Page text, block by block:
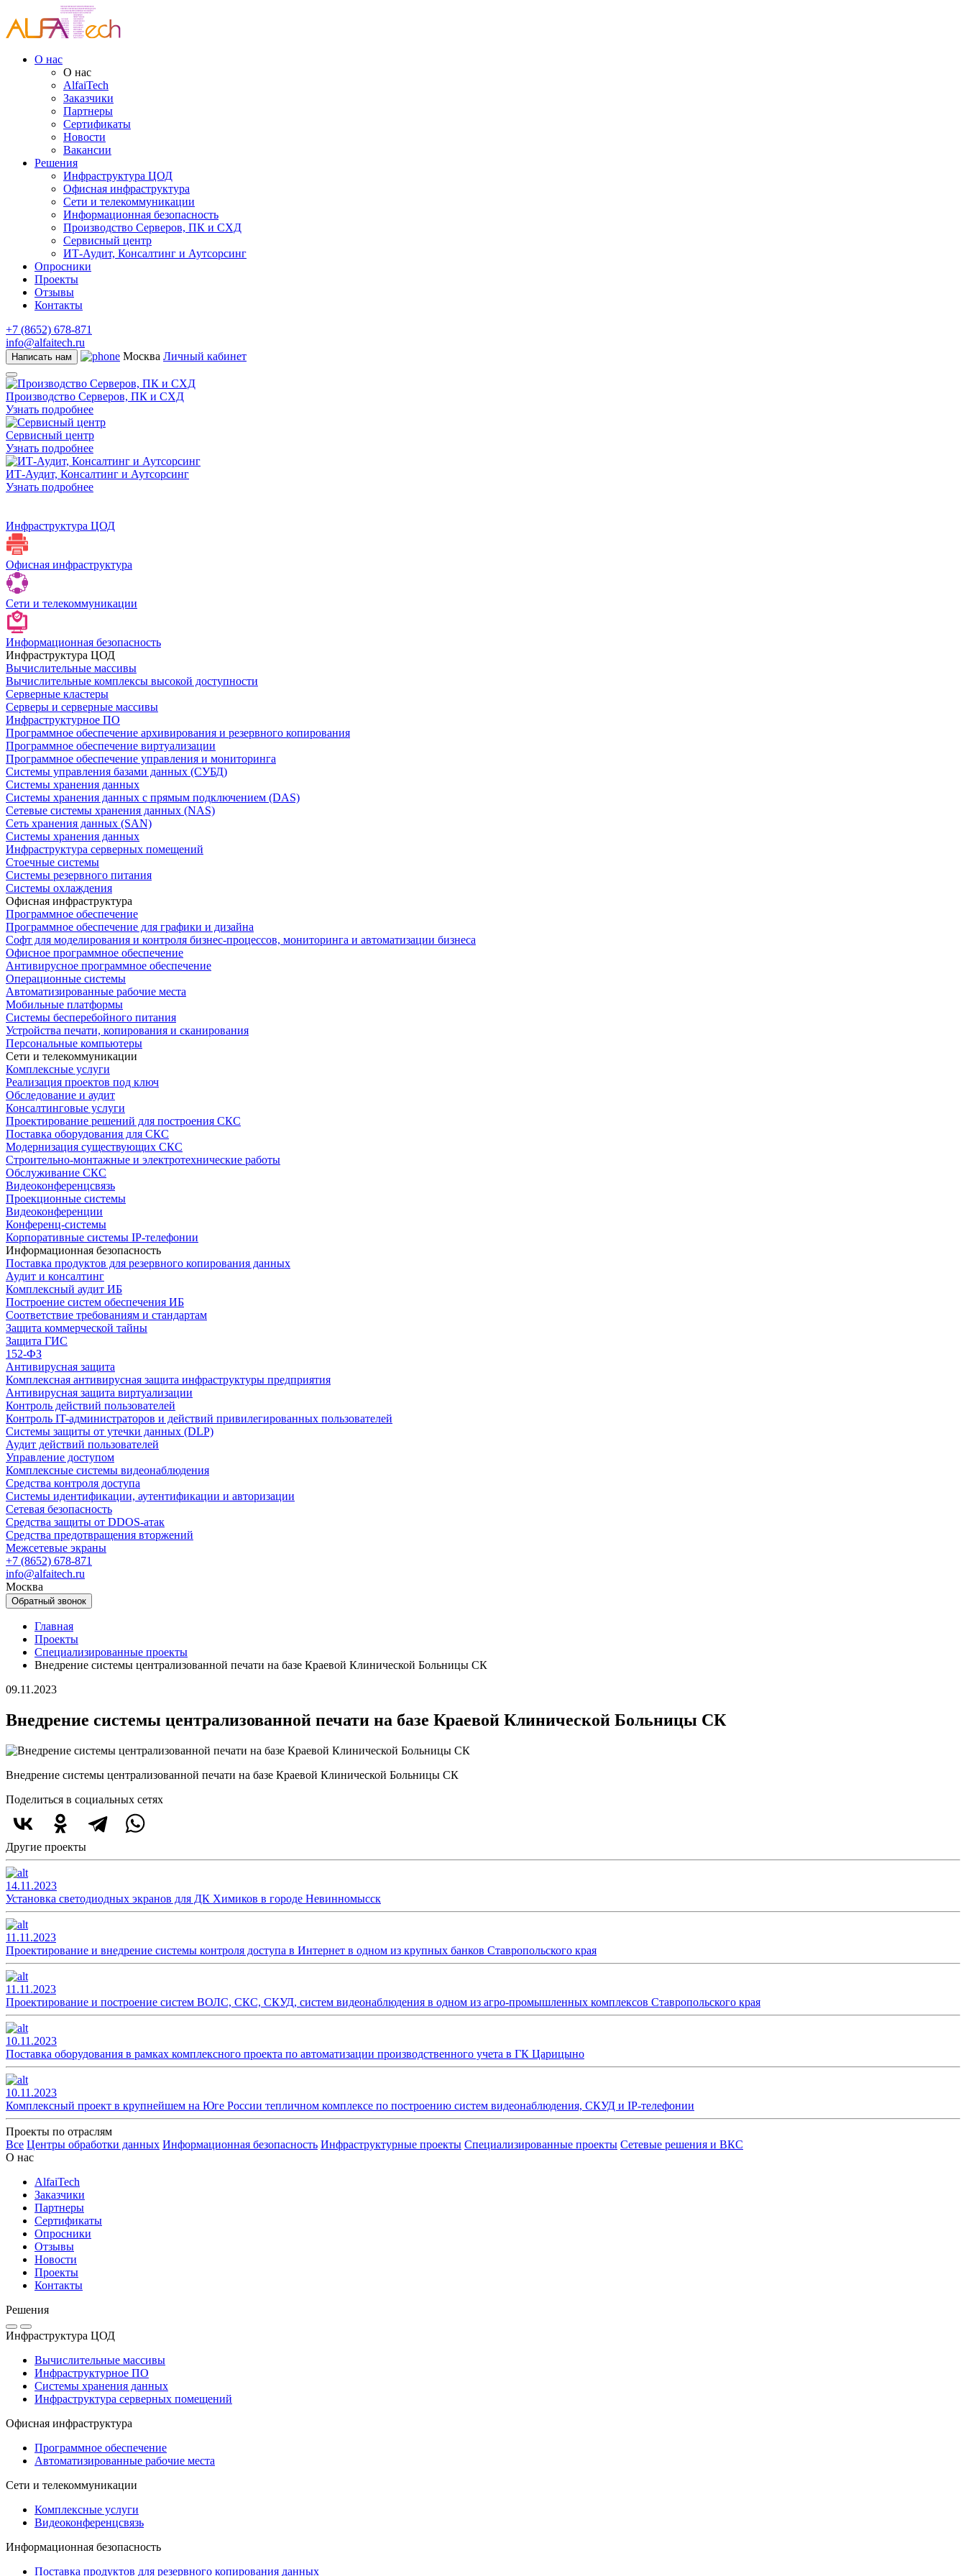
О нас
О нас
AlfaiTech
Заказчики
Партнеры
Сертификаты
Новости
Вакансии
Решения
Инфраструктура ЦОД
Офисная инфраструктура
Сети и телекоммуникации
Информационная безопасность
Производство Серверов, ПК и СХД
Сервисный центр
ИТ-Аудит, Консалтинг и Аутсорсинг
Опросники
Проекты
Отзывы
Контакты
+7 (8652) 678-871
info@alfaitech.ru
Написать нам Москва Личный кабинет
Производство Серверов, ПК и СХД
Узнать подробнее
Сервисный центр
Узнать подробнее
ИТ-Аудит, Консалтинг и Аутсорсинг
Узнать подробнее
Инфраструктура ЦОД
Офисная инфраструктура
Сети и телекоммуникации
Информационная безопасность
Инфраструктура ЦОД
Вычислительные массивы
Вычислительные комплексы высокой доступности
Серверные кластеры
Серверы и серверные массивы
Инфраструктурное ПО
Программное обеспечение архивирования и резервного копирования
Программное обеспечение виртуализации
Программное обеспечение управления и мониторинга
Системы управления базами данных (СУБД)
Системы хранения данных
Системы хранения данных с прямым подключением (DAS)
Сетевые системы хранения данных (NAS)
Сеть хранения данных (SAN)
Системы хранения данных
Инфраструктура серверных помещений
Стоечные системы
Системы резервного питания
Системы охлаждения
Офисная инфраструктура
Программное обеспечение
Программное обеспечение для графики и дизайна
Софт для моделирования и контроля бизнес-процессов, мониторинга и автоматизации бизнеса
Офисное программное обеспечение
Антивирусное программное обеспечение
Операционные системы
Автоматизированные рабочие места
Мобильные платформы
Системы бесперебойного питания
Устройства печати, копирования и сканирования
Персональные компьютеры
Сети и телекоммуникации
Комплексные услуги
Реализация проектов под ключ
Обследование и аудит
Консалтинговые услуги
Проектирование решений для построения СКС
Поставка оборудования для СКС
Модернизация существующих СКС
Строительно-монтажные и электротехнические работы
Обслуживание СКС
Видеоконференцсвязь
Проекционные системы
Видеоконференции
Конференц-системы
Корпоративные системы IP-телефонии
Информационная безопасность
Поставка продуктов для резервного копирования данных
Аудит и консалтинг
Комплексный аудит ИБ
Построение систем обеспечения ИБ
Соответствие требованиям и стандартам
Защита коммерческой тайны
Защита ГИС
152-ФЗ
Антивирусная защита
Комплексная антивирусная защита инфраструктуры предприятия
Антивирусная защита виртуализации
Контроль действий пользователей
Контроль IT-администраторов и действий привилегированных пользователей
Системы защиты от утечки данных (DLP)
Аудит действий пользователей
Управление доступом
Комплексные системы видеонаблюдения
Средства контроля доступа
Системы идентификации, аутентификации и авторизации
Сетевая безопасность
Средства защиты от DDOS-атак
Средства предотвращения вторжений
Межсетевые экраны
+7 (8652) 678-871
info@alfaitech.ru
Москва
Обратный звонок
Главная
Проекты
Специализированные проекты
Внедрение системы централизованной печати на базе Краевой Клинической Больницы СК
09.11.2023
Внедрение системы централизованной печати на базе Краевой Клинической Больницы СК
Внедрение системы централизованной печати на базе Краевой Клинической Больницы СК
Поделиться в социальных сетях
Другие проекты
14.11.2023
Установка светодиодных экранов для ДК Химиков в городе Невинномысск
11.11.2023
Проектирование и внедрение системы контроля доступа в Интернет в одном из крупных банков Ставропольского края
11.11.2023
Проектирование и построение систем ВОЛС, СКС, СКУД, систем видеонаблюдения в одном из агро-промышленных комплексов Ставропольского края
10.11.2023
Поставка оборудования в рамках комплексного проекта по автоматизации производственного учета в ГК Царицыно
10.11.2023
Комплексный проект в крупнейшем на Юге России тепличном комплексе по построению систем видеонаблюдения, СКУД и IP-телефонии
Проекты по отраслям
Все Центры обработки данных Информационная безопасность Инфраструктурные проекты Специализированные проекты Сетевые решения и ВКС
О нас
AlfaiTech
Заказчики
Партнеры
Сертификаты
Опросники
Отзывы
Новости
Проекты
Контакты
Решения
Инфраструктура ЦОД
Вычислительные массивы
Инфраструктурное ПО
Системы хранения данных
Инфраструктура серверных помещений
Офисная инфраструктура
Программное обеспечение
Автоматизированные рабочие места
Сети и телекоммуникации
Комплексные услуги
Видеоконференцсвязь
Информационная безопасность
Поставка продуктов для резервного копирования данных